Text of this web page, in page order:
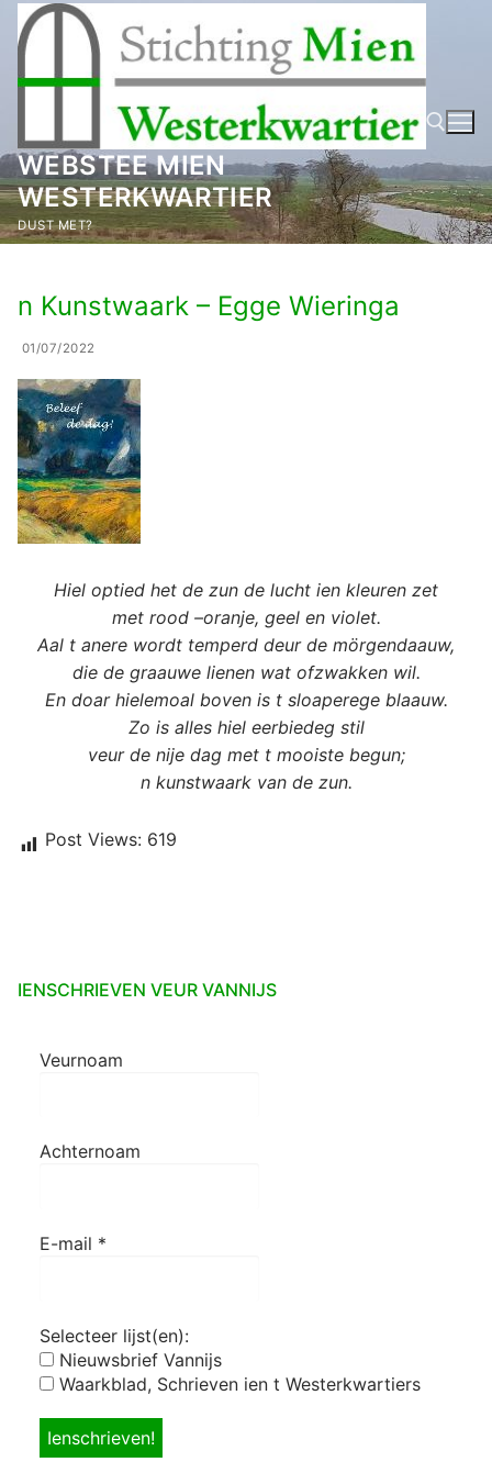
naar
inhoud
WEBSTEE MIEN
WESTERKWARTIER
DUST MET? Zoeken naar:
n Kunstwaark – Egge Wieringa
01/07/2022
Hiel optied het de zun de lucht ien kleuren zet
met rood –oranje, geel en violet.
Aal t anere wordt temperd deur de mörgendaauw,
die de graauwe lienen wat ofzwakken wil.
En doar hielemoal boven is t sloaperege blaauw.
Zo is alles hiel eerbiedeg stil
veur de nije dag met t mooiste begun;
n kunstwaark van de zun.
Post Views: 619
IENSCHRIEVEN VEUR VANNIJS
Veurnoam
Achternoam
E-mail *
Selecteer lijst(en):
Nieuwsbrief Vannijs
Waarkblad, Schrieven ien t Westerkwartiers